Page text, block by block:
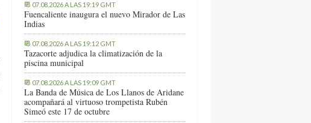
07.08.2026 A LAS 19:19 GMT
Fuencaliente inaugura el nuevo Mirador de Las
Indias
07.08.2026 A LAS 19:12 GMT
Tazacorte adjudica la climatización de la
piscina municipal
07.08.2026 A LAS 19:09 GMT
La Banda de Música de Los Llanos de Aridane
acompañará al virtuoso trompetista Rubén
Simeó este 17 de octubre